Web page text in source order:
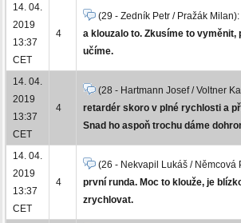
14. 04.
2019
13:37
CET
4
(29 - Zedník Petr / Pražák Milan):
a klouzalo to. Zkusíme to vyměnit,
učíme.
14. 04.
2019
13:37
CET
4
(28 - Hartmann Josef / Voltner
retardér skoro v plné rychlosti a
Snad ho aspoň trochu dáme
14. 04.
2019
13:37
CET
4
(26 - Nekvapil Lukáš / Němcová
první runda. Moc to klouže, je
zrychlovat.